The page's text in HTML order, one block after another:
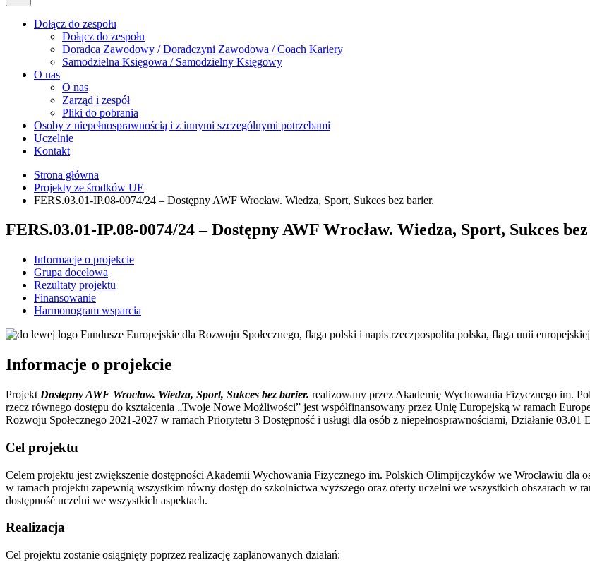
Dołącz do zespołu
Dołącz do zespołu
Doradca Zawodowy / Doradczyni Zawodowa / Coach Kariery
Samodzielna Księgowa / Samodzielny Księgowy
O nas
O nas
Zarząd i zespół
Pliki do pobrania
Osoby z niepełnosprawnością i z innymi szczególnymi potrzebami
Uczelnie
Kontakt
Strona główna
Projekty ze środków UE
FERS.03.01-IP.08-0074/24 – Dostępny AWF Wrocław. Wiedza, Sport, Sukces bez barier.
FERS.03.01-IP.08-0074/24 – Dostępny AWF Wrocław. Wiedza, Sport, Sukces
Informacje o projekcie
Grupa docelowa
Rezultaty projektu
Finansowanie
Harmonogram wsparcia
Informacje o projekcie
Projekt Dostępny AWF Wrocław. Wiedza, Sport, Sukces bez barier. realizowany przez Akademię Wychowania Fizycznego im.
rzecz równego dostępu do kształcenia „Twoje Nowe Możliwości” jest współfinansowany przez Unię Europejską w ramach
Rozwoju Społecznego 2021-2027 w ramach Priorytetu 3 Dostępność i usługi dla osób z niepełnosprawnościami, Działanie 03.01
Cel projektu
Celem projektu jest zwiększenie dostępności Akademii Wychowania Fizycznego im. Polskich Olimpijczyków we Wrocławiu dla
w ramach projektu zapewnią wszystkim równy dostęp do szkolnictwa wyższego oraz oferty uczelni we wszystkich obszarach w
dostępność uczelni we wszystkich aspektach.
Realizacja
Cel projektu zostanie osiągnięty poprzez realizację zaplanowanych działań: